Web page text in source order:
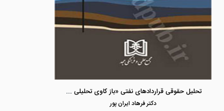
تحلیل حقوقی قراردادهای نفتی «باز کاوی تحلیلی در قراردادهای بالادستی نفتی»
دكتر فرهاد ايران پور